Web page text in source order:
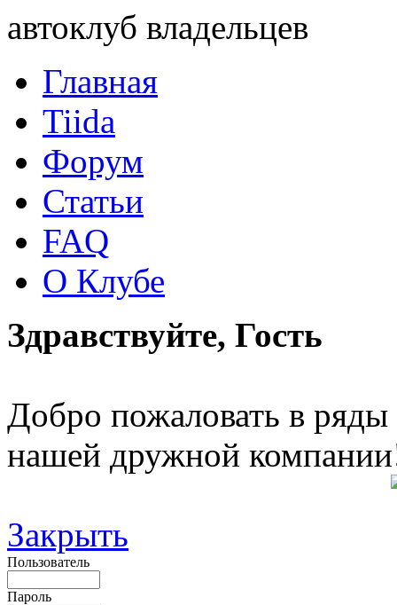
автоклуб владельцев
Главная
Tiida
Форум
Статьи
FAQ
О Клубе
Здравствуйте, Гость
Добро пожаловать в ряды
нашей дружной
Закрыть
Пользователь
Пароль